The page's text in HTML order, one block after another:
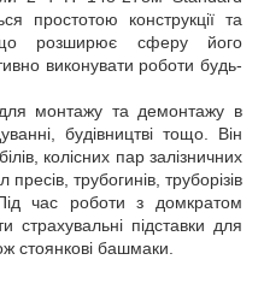
простотою конструкції та
що розширює сферу його
виконувати роботи будь-
монтажу та демонтажу в
будівництві тощо. Він
колісних пар залізничних
трубогинів, труборізів
час роботи з домкратом
страхувальні підставки для
стоянкові башмаки.